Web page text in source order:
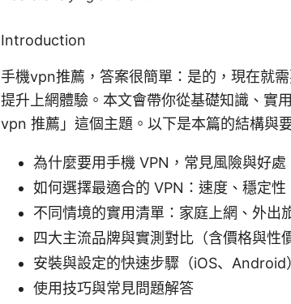
Introduction
手機vpn推薦，答案很簡單：是的，現在就
提升上網體驗。本文會帶你從基礎知識、實
vpn 推薦」這個主題。以下是本篇的結構與
為什麼要用手機 VPN，常見風險與好處
如何選擇最適合的 VPN：速度、穩定
不同情境的實用清單：家庭上網、外出
四大主流品牌與實測對比（含價格與性
安裝與設定的快速步驟（iOS、Android
使用技巧與常見問題解答